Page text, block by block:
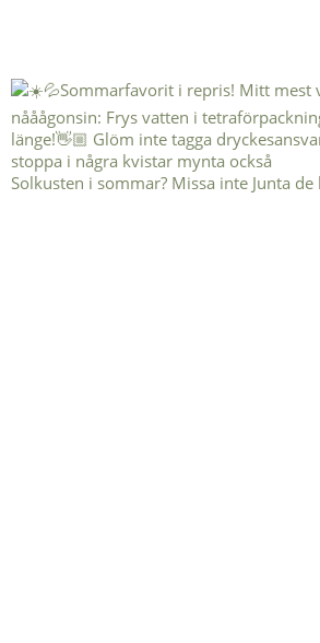
Solkusten i sommar? Missa inte Junta de